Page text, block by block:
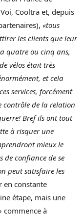
Cooltra et, depuis
«tous
les clients que leur
quatre ou cinq ans,
vélos était très
et cela
services, forcément
contrôle de la relation
Bref ils ont tout
à risquer une
mieux le
de confiance de se
peut satisfaire les
en constante
étape, mais une
commence à